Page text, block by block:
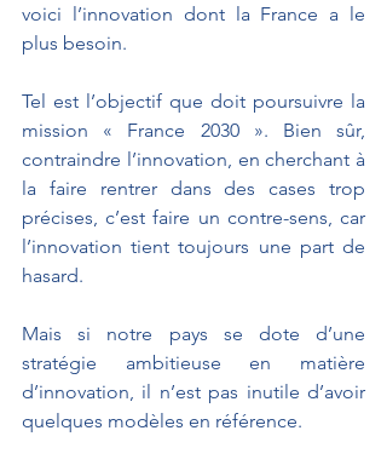
voici l’innovation dont la France a le
plus besoin.
Tel est l’objectif que doit poursuivre la
mission « France 2030 ». Bien sûr,
contraindre l’innovation, en cherchant à
la faire rentrer dans des cases trop
précises, c’est faire un contre-sens, car
l’innovation tient toujours une part de
hasard.
Mais si notre pays se dote d’une
stratégie ambitieuse en matière
d’innovation, il n’est pas inutile d’avoir
quelques modèles en référence.